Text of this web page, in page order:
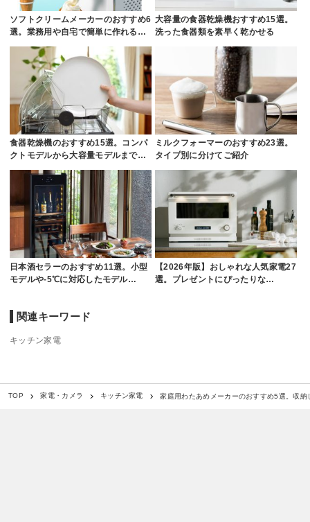
ソフトクリームメーカーのおすすめ6
選。業務用や自宅で簡単に作れる…
大容量の食器乾燥機おすすめ15選。
洗った食器類を素早く乾かせる
食器乾燥機のおすすめ15選。コンパ
クトモデルから大容量モデルまで…
ミルクフォーマーのおすすめ23選。
タイプ別に分けてご紹介
日本酒セラーのおすすめ11選。小型
モデルや-5℃に対応したモデル…
【2026年版】おしゃれな人気家電27
選。プレゼントにぴったりな…
関連キーワード
キッチン家電
TOP 家電・カメラ キッチン家電 家庭用わたあめメーカーのおすすめ5選。収